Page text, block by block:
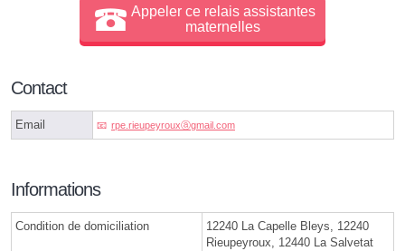
Appeler ce relais assistantes
maternelles
Contact
Email rpe.rieupeyrouxⓐgmail.com
Informations
Condition de domiciliation
12240 La Capelle Bleys, 12240
Rieupeyroux, 12440 La Salvetat